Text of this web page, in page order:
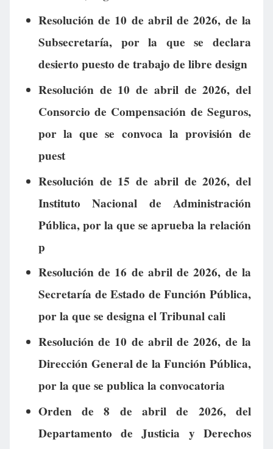
Resolución de 10 de abril de 2026, de la
Subsecretaría, por la que se declara
desierto puesto de trabajo de libre design
Resolución de 10 de abril de 2026, del
Consorcio de Compensación de Seguros,
por la que se convoca la provisión de
puest
Resolución de 15 de abril de 2026, del
Instituto Nacional de Administración
Pública, por la que se aprueba la relación
p
Resolución de 16 de abril de 2026, de la
Secretaría de Estado de Función Pública,
por la que se designa el Tribunal cali
Resolución de 10 de abril de 2026, de la
Dirección General de la Función Pública,
por la que se publica la convocatoria
Orden de 8 de abril de 2026, del
Departamento de Justicia y Derechos